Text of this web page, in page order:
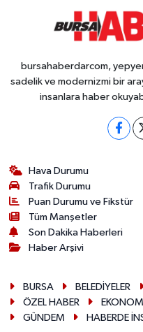
bursahaberdarcom,
sadelik ve modernizmi bir
insanlara haber
Hava Durumu
Trafik Durumu
Puan Durumu ve Fikstür
Tüm Manşetler
Son Dakika Haberleri
Haber Arşivi
BURSA BELEDİYELER
ÖZEL HABER
GÜNDEM
HABERDE